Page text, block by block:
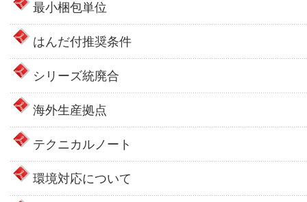
最小梱包単位
はんだ付推奨条件
シリーズ統廃合
海外生産拠点
テクニカルノート
環境対応について